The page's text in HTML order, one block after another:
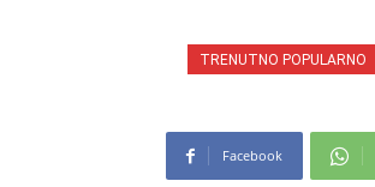
TRENUTNO POPULARNO
Facebook